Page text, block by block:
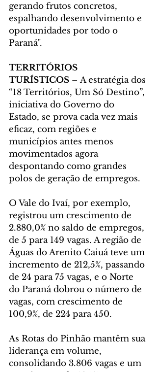
gerando frutos concretos,
espalhando desenvolvimento e
oportunidades por todo o
Paraná".
TERRITÓRIOS
TURÍSTICOS – A estratégia dos
“18 Territórios, Um Só Destino”,
iniciativa do Governo do
Estado, se prova cada vez mais
eficaz, com regiões e
municípios antes menos
movimentados agora
despontando como grandes
polos de geração de empregos.
O Vale do Ivaí, por exemplo,
registrou um crescimento de
2.880,0% no saldo de empregos,
de 5 para 149 vagas. A região de
Águas do Arenito Caiuá teve um
incremento de 212,5%, passando
de 24 para 75 vagas, e o Norte
do Paraná dobrou o número de
vagas, com crescimento de
100,9%, de 224 para 450.
As Rotas do Pinhão mantêm sua
liderança em volume,
consolidando 3.806 vagas e um